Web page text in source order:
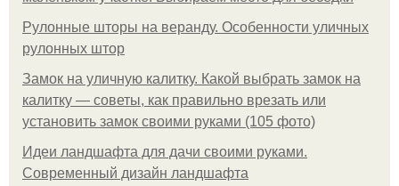
Рулонные шторы на веранду. Особенности уличных
рулонных штор
Замок на уличную калитку. Какой выбрать замок на
калитку — советы, как правильно врезать или
установить замок своими руками (105 фото)
Идеи ландшафта для дачи своими руками.
Современный дизайн ландшафта